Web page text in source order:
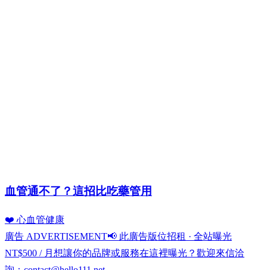
血管通不了？這招比吃藥管用
❤️ 心血管健康
廣告 ADVERTISEMENT📢 此廣告版位招租 · 全站曝光
NT$500 / 月 想讓你的品牌或服務在這裡曝光？歡迎來信洽